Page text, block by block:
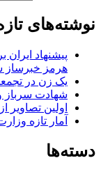
نوشته‌های
پیشنهاد
هرمز خبرساز
یک زن در
شهادت سرباز
اولین تصاویر
آمار تازه
دسته‌ها